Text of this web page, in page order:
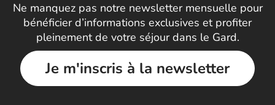
Ne manquez pas notre newsletter mensuelle pour
bénéficier d’informations exclusives et profiter
pleinement de votre séjour dans le Gard.
Je m'inscris à la newsletter